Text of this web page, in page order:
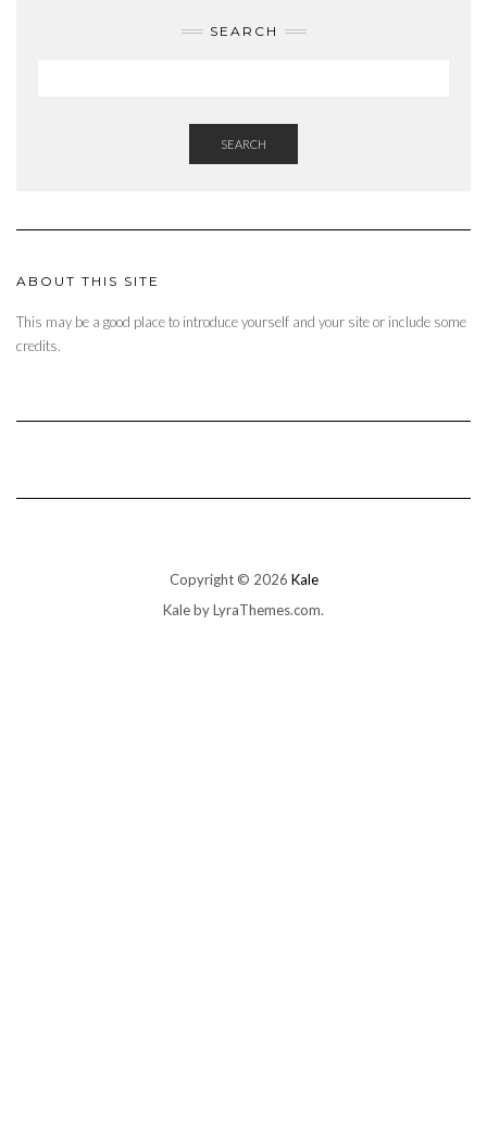
SEARCH
SEARCH
ABOUT THIS SITE
This may be a good place to introduce yourself and your site or include some
credits.
Copyright © 2026 Kale
Kaleby LyraThemes.com.